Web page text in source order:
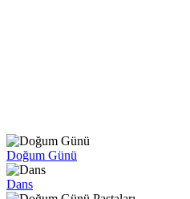
Doğum Günü
Dans